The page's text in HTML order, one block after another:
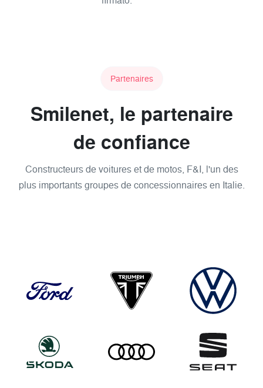
Partenaires
Smilenet, le partenaire
de confiance
Constructeurs de voitures et de motos, F&I, l'un des
plus importants groupes de concessionnaires en Italie.